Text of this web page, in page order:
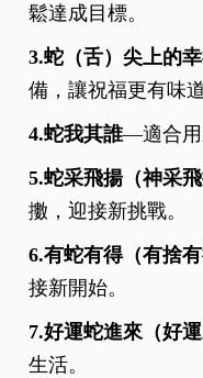
鬆達成目標。
3.蛇（舌）尖上的
備，讓祝福更有味道
4.蛇我其誰—適合用
5.蛇采飛揚（神采
擻，迎接新挑戰。
6.有蛇有得（有捨
接新開始。
7.好運蛇進來（好
生活。